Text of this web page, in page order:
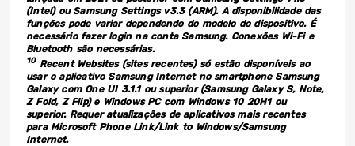
(Intel) ou Samsung Settings v3.3 (ARM). A disponibilidade das
funções pode variar dependendo do modelo do dispositivo. É
necessário fazer login na conta Samsung. Conexões Wi-Fi e
Bluetooth são necessárias.
10Recent Websites (sites recentes) só estão disponíveis ao
usar o aplicativo Samsung Internet no smartphone Samsung
Galaxy com One UI 3.1.1 ou superior (Samsung Galaxy S, Note,
Z Fold, Z Flip) e Windows PC com Windows 10 20H1 ou
superior. Requer atualizações de aplicativos mais recentes
para Microsoft Phone Link/Link to Windows/Samsung
Internet.